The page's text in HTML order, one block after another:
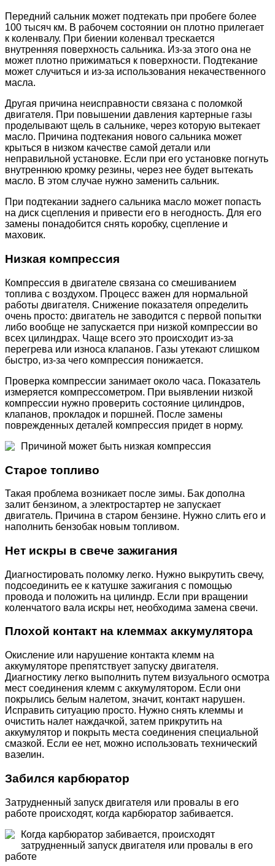
Передний сальник может подтекать при пробеге более
100 тысяч км. В рабочем состоянии он плотно прилегает
к коленвалу. При биении коленвал трескается
внутренняя поверхность сальника. Из-за этого она не
может плотно прижиматься к поверхности. Подтекание
может случиться и из-за использования некачественного
масла.
Другая причина неисправности связана с поломкой
двигателя. При повышении давления картерные газы
проделывают щель в сальнике, через которую вытекает
масло. Причина подтекания нового сальника может
крыться в низком качестве самой детали или
неправильной установке. Если при его установке погнуть
внутреннюю кромку резины, через нее будет вытекать
масло. В этом случае нужно заменить сальник.
При подтекании заднего сальника масло может попасть
на диск сцепления и привести его в негодность. Для его
замены понадобится снять коробку, сцепление и
маховик.
Низкая компрессия
Компрессия в двигателе связана со смешиванием
топлива с воздухом. Процесс важен для нормальной
работы двигателя. Снижение показателя определить
очень просто: двигатель не заводится с первой попытки
либо вообще не запускается при низкой компрессии во
всех цилиндрах. Чаще всего это происходит из-за
перегрева или износа клапанов. Газы утекают слишком
быстро, из-за чего компрессия понижается.
Проверка компрессии занимает около часа. Показатель
измеряется компрессометром. При выявлении низкой
компрессии нужно проверить состояние цилиндров,
клапанов, прокладок и поршней. После замены
поврежденных деталей компрессия придет в норму.
Причиной может быть низкая компрессия
Старое топливо
Такая проблема возникает после зимы. Бак дополна
залит бензином, а электростартер не запускает
двигатель. Причина в старом бензине. Нужно слить его и
наполнить бензобак новым топливом.
Нет искры в свече зажигания
Диагностировать поломку легко. Нужно выкрутить свечу,
подсоединить ее к катушке зажигания с помощью
провода и положить на цилиндр. Если при вращении
коленчатого вала искры нет, необходима замена свечи.
Плохой контакт на клеммах аккумулятора
Окисление или нарушение контакта клемм на
аккумуляторе препятствует запуску двигателя.
Диагностику легко выполнить путем визуального осмотра
мест соединения клемм с аккумулятором. Если они
покрылись белым налетом, значит, контакт нарушен.
Исправить ситуацию просто. Нужно снять клеммы и
очистить налет наждачкой, затем прикрутить на
аккумулятор и покрыть места соединения специальной
смазкой. Если ее нет, можно использовать технический
вазелин.
Забился карбюратор
Затрудненный запуск двигателя или провалы в его
работе происходят, когда карбюратор забивается.
Когда карбюратор забивается, происходят
затрудненный запуск двигателя или провалы в его
работе